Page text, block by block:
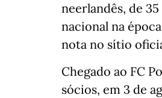
neerlandês, de
nacional na
nota no sítio
Chegado ao FC
sócios, em 3 de